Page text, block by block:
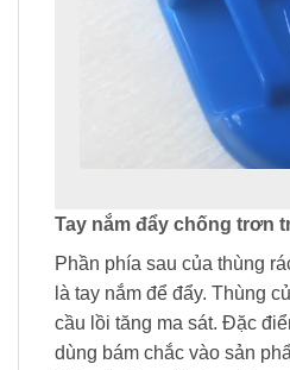
Tay nắm đẩy chống trơn
Phần phía sau của thùng
là tay nắm để đẩy. Thùng
cầu lồi tăng ma sát. Đặc
dùng bám chắc vào sản